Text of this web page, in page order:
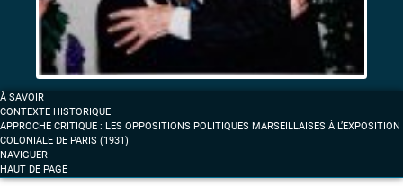
fascination
résistance
Femmes
et
anticolonialisme
à
Marseille
À SAVOIR
CONTEXTE HISTORIQUE
APPROCHE CRITIQUE : LES OPPOSITIONS POLITIQUES MARSEILLAISES À L’EXPOSITION
COLONIALE DE PARIS (1931)
NAVIGUER
HAUT DE PAGE